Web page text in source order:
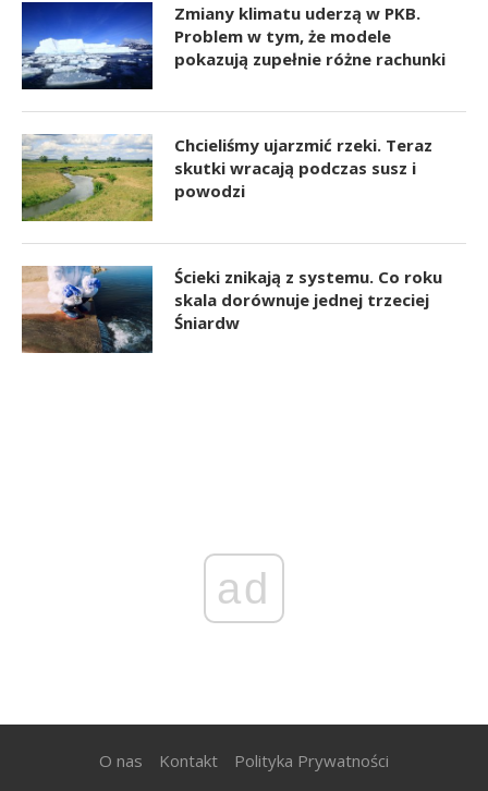
Zmiany klimatu uderzą w PKB.
Problem w tym, że modele
pokazują zupełnie różne rachunki
Chcieliśmy ujarzmić rzeki. Teraz
skutki wracają podczas susz i
powodzi
Ścieki znikają z systemu. Co roku
skala dorównuje jednej trzeciej
Śniardw
ad
O nas Kontakt Polityka Prywatności